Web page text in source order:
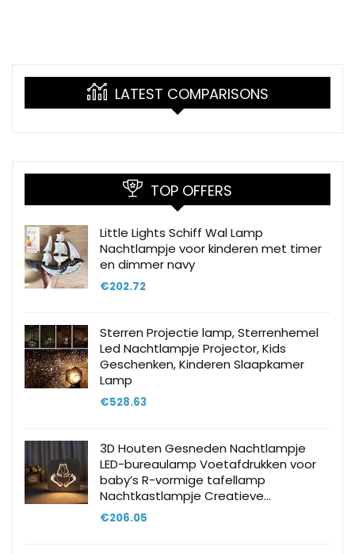
LATEST COMPARISONS
TOP OFFERS
Little Lights Schiff Wal Lamp
Nachtlampje voor kinderen met timer
en dimmer navy
€202.72
Sterren Projectie lamp, Sterrenhemel
Led Nachtlampje Projector, Kids
Geschenken, Kinderen Slaapkamer
Lamp
€528.63
3D Houten Gesneden Nachtlampje
LED-bureaulamp Voetafdrukken voor
baby’s R-vormige tafellamp
Nachtkastlampje Creatieve…
€206.05